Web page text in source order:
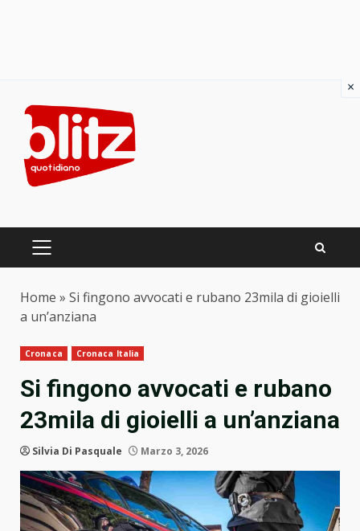
content
PRIMARY
Home » Si fingono avvocati e rubano 23mila di gioielli
a un’anziana
Cronaca Cronaca Italia
Si fingono avvocati e rubano
23mila di gioielli a un’anziana
Silvia Di Pasquale Marzo 3, 2026
×